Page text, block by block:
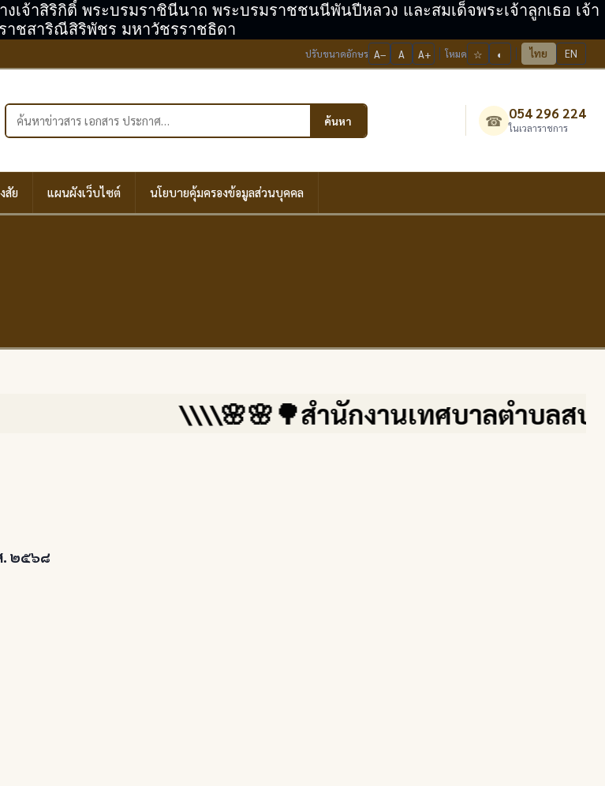
เจ้าสิริกิติ์ พระบรมราชินีนาถ พระบรมราชชนนีพันปีหลวง และสมเด็จพระเจ้าลูกเธอ เจ้า
าชสาริณีสิริพัชร มหาวัชรราชธิดา
ปรับขนาดอักษร A− A A+ โหมด ☆ ◐ ไทย EN
ค้นหาในเว็บไซต์ ค้นหา ☎ 054 296 224
ในเวลาราชการ
สัย แผนผังเว็บไซต์ นโยบายคุ้มครองข้อมูลส่วนบุคคล
\\\\🌸🌸🌳สำนักงานเทศบาลตำบลสบปร
. ๒๕๖๘